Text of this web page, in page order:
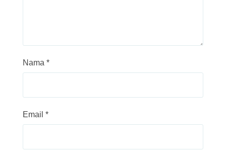
Nama *
Email *